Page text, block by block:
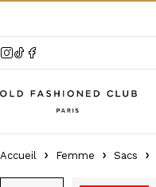
Accueil Femme Sacs